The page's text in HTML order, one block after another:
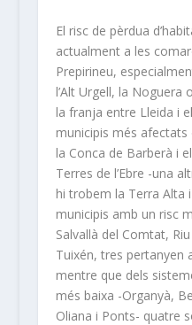
El risc de pèrdua
actualment a les
Prepirineu,
l’Alt Urgell, la Noguera
la franja entre Lleida i
municipis més afectats
la Conca de Barberà i
Terres de l’Ebre -una
hi trobem la Terra Alta i
municipis amb un risc
Salvallà del Comtat,
Tuixén, tres pertanyen
mentre que dels
més baixa -Organyà,
Oliana i Ponts- quatre